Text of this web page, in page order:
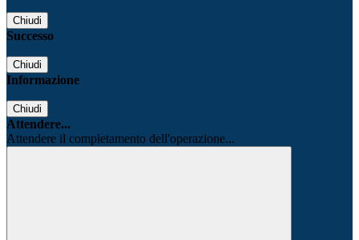
Chiudi
Successo
Chiudi
Informazione
Chiudi
Attendere...
Attendere il completamento dell'operazione...